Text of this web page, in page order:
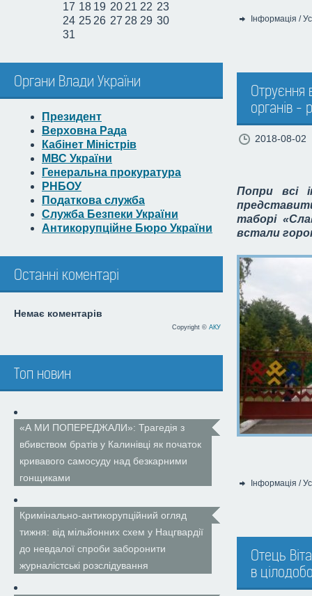
17 18 19 20 21 22 23
24 25 26 27 28 29 30
31
Органи Влади України
Президент
Верховна Рада
Кабінет Міністрів
МВС України
Генеральна прокуратура
РНБОУ
Податкова служба
Служба Безпеки України
Антикорупційне Бюро України
Останні коментарі
Немає коментарів
Copyright © АКУ
Топ новин
«А МИ ПОПЕРЕДЖАЛИ»: Трагедія з
вбивством братів у Калинівці як початок
кривавого самосуду над безкарними
гонщиками
Кримінально-антикорупційний огляд
тижня: від мільйонних схем у Нацгвардії
до невдалої спроби заборонити
журналістські розслідування
Категорія:
Інформація /
Отруєння
органів -
2018-08-02
Попри всі
таборі
встали
Категорія:
Інформація /
Отець
в